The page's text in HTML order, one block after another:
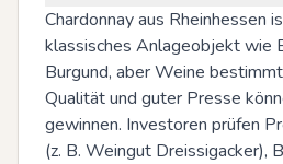
Chardonnay aus Rheinhessen
klassisches Anlageobjekt wie
Burgund, aber Weine
Qualität und guter Presse
gewinnen. Investoren prüfen
(z. B. Weingut Dreissigacker),